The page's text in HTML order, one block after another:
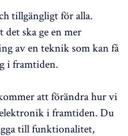
tillgängligt för alla.
ska ge en mer
av en teknik som kan få
i framtiden.
att förändra hur vi
i framtiden. Du
till funktionalitet,